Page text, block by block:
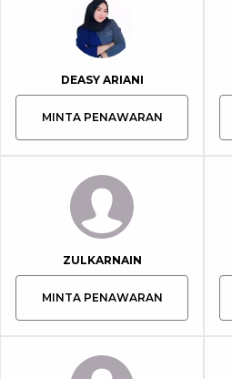
DEASY ARIANI
MINTA PENAWARAN
ZULKARNAIN
MINTA PENAWARAN